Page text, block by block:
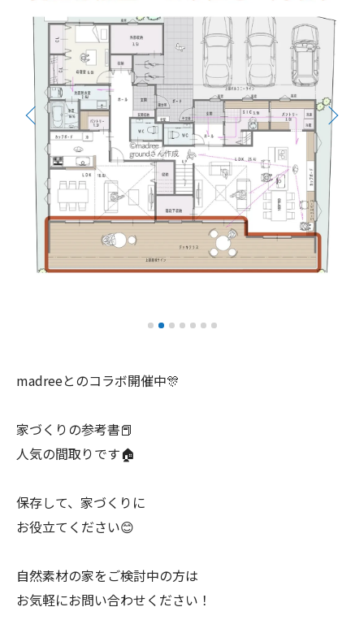
madreeとのコラボ開催中🎊
家づくりの参考書📕
人気の間取りです🏠
保存して、家づくりに
お役立てください😊
自然素材の家をご検討中の方は
お気軽にお問い合わせください！